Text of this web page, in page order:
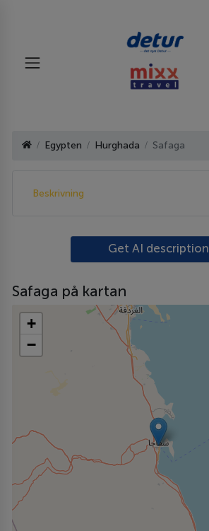
Egypten Hurghada Safaga
Beskrivning
Get AI description
Safaga på kartan
+
−